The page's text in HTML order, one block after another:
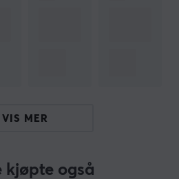
VIS MER
kjøpte også